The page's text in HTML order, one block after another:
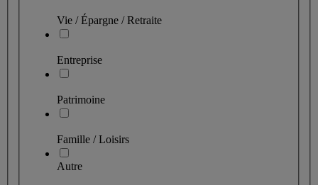
Vie / Épargne / Retraite
Entreprise
Patrimoine
Famille / Loisirs
Autre